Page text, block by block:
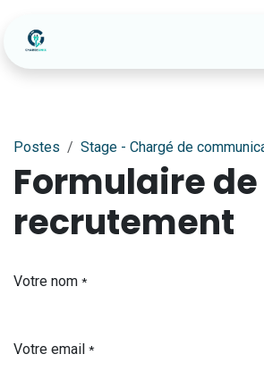
Postes Stage - Chargé de
Formulaire de
recrutement
Votre nom *
Votre email *